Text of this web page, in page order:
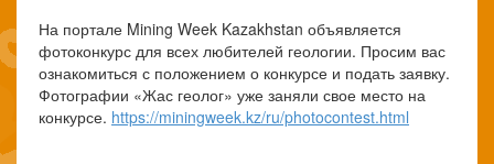
На портале Mining Week Kazakhstan объявляется
фотоконкурс для всех любителей геологии. Просим вас
ознакомиться с положением о конкурсе и подать заявку.
Фотографии «Жас геолог» уже заняли свое место на
конкурсе. https://miningweek.kz/ru/photocontest.html